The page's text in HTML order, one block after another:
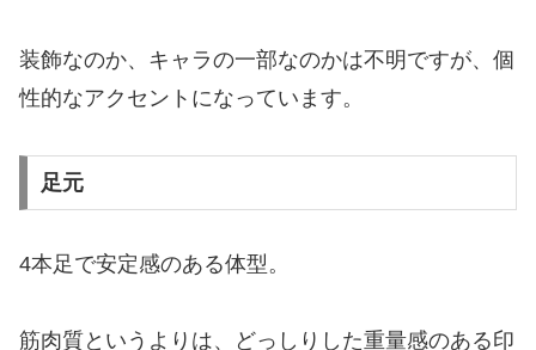
装飾なのか、キャラの一部なのかは不明ですが、個
性的なアクセントになっています。
足元
4本足で安定感のある体型。
筋肉質というよりは、どっしりした重量感のある印